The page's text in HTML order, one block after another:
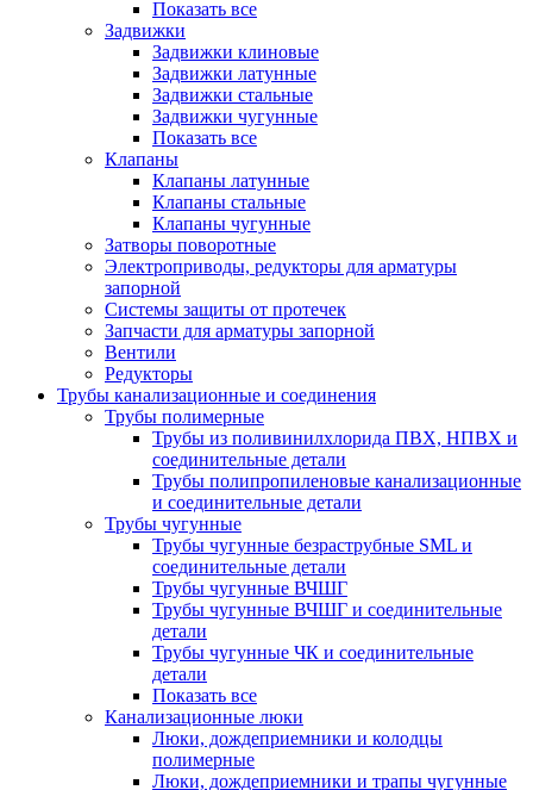
Показать все
Задвижки
Задвижки клиновые
Задвижки латунные
Задвижки стальные
Задвижки чугунные
Показать все
Клапаны
Клапаны латунные
Клапаны стальные
Клапаны чугунные
Затворы поворотные
Электроприводы, редукторы для арматуры
запорной
Системы защиты от протечек
Запчасти для арматуры запорной
Вентили
Редукторы
Трубы канализационные и соединения
Трубы полимерные
Трубы из поливинилхлорида ПВХ, НПВХ и
соединительные детали
Трубы полипропиленовые канализационные
и соединительные детали
Трубы чугунные
Трубы чугунные безраструбные SML и
соединительные детали
Трубы чугунные ВЧШГ
Трубы чугунные ВЧШГ и соединительные
детали
Трубы чугунные ЧК и соединительные
детали
Показать все
Канализационные люки
Люки, дождеприемники и колодцы
полимерные
Люки, дождеприемники и трапы чугунные